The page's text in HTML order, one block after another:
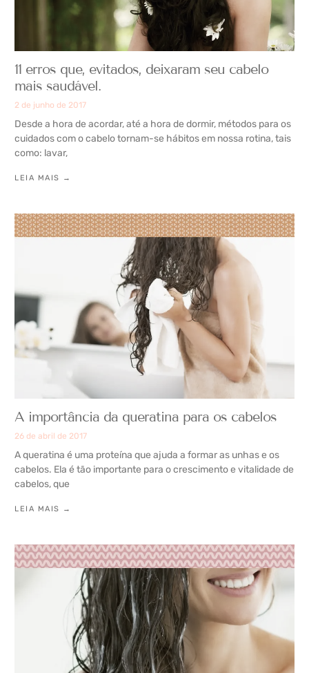
11 erros que, evitados, deixaram seu cabelo
mais saudável.
2 de junho de 2017
Desde a hora de acordar, até a hora de dormir, métodos para os
cuidados com o cabelo tornam-se hábitos em nossa rotina, tais
como: lavar,
LEIA MAIS →
A importância da queratina para os cabelos
26 de abril de 2017
A queratina é uma proteína que ajuda a formar as unhas e os
cabelos. Ela é tão importante para o crescimento e vitalidade de
cabelos, que
LEIA MAIS →